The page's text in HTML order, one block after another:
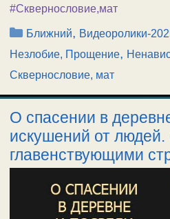
#Сквернословие,мат
Рубрики
Ближний, Видеоролики-
Незлобие, Прощение,
Сквернословие, мат
О спасении в
искушений от
главенствующими